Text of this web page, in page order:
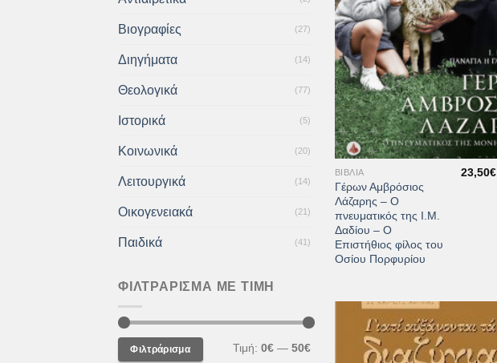
Βιογραφίες (27)
Διηγήματα (14)
Θεολογικά (77)
Ιστορικά (5)
Κοινωνικά (20)
Λειτουργικά (14)
Οικογενειακά (21)
Παιδικά (41)
ΦΙΛΤΡΆΡΙΣΜΑ ΜΕ ΤΙΜΉ
Ελάχιστη
τιμή
Μέγιστη
τιμήΦιλτράρισμα Τιμή: 0€ — 50€
+
ΒΙΒΛΊΑ
Γέρων Αμβρόσιος
Λάζαρης – Ο
πνευματικός της Ι.Μ.
Δαδίου – Ο
Επιστήθιος φίλος του
Οσίου Πορφυρίου
23,50€